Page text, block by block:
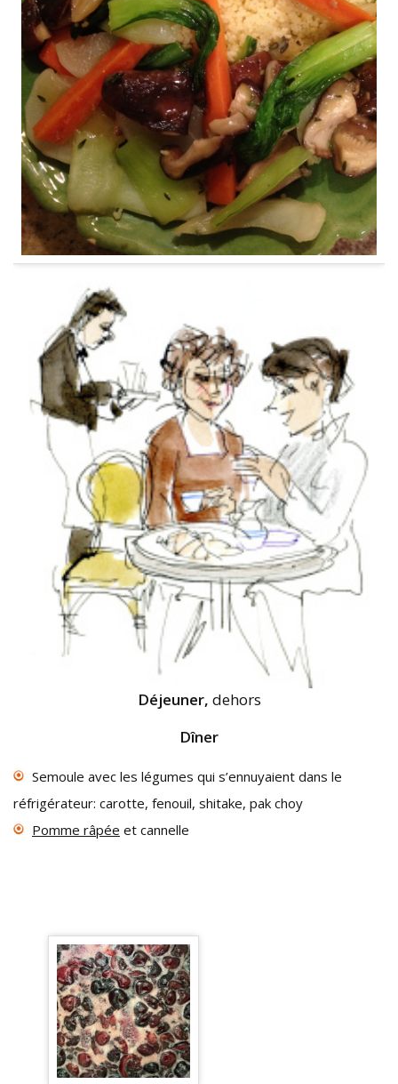
Déjeuner, dehors
Dîner
Semoule avec les légumes qui s’ennuyaient dans le
réfrigérateur: carotte, fenouil, shitake, pak choy
Pomme râpée et cannelle